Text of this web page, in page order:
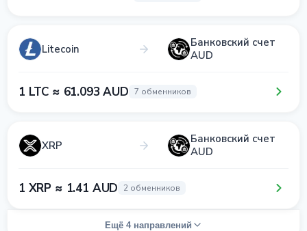
Litecoin
Банковский счет
AUD
1 LTC ≈ 61.093 AUD 7 обменников
XRP
Банковский счет
AUD
1 XRP ≈ 1.41 AUD 2 обменников
Ещё 4 направлений